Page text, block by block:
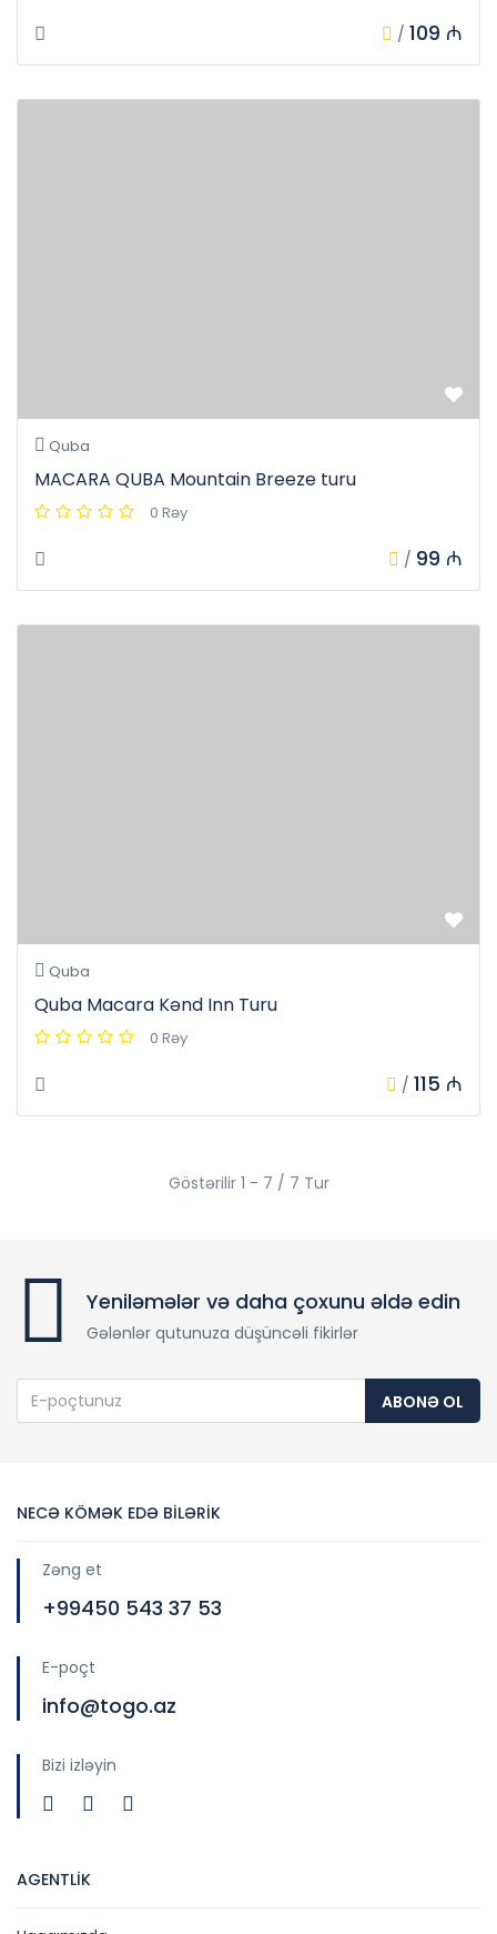
/ 109 ₼
Quba
MACARA QUBA Mountain Breeze turu
0 Rəy
/ 99 ₼
Quba
Quba Macara Kənd Inn Turu
0 Rəy
/ 115 ₼
Göstərilir 1 - 7 / 7 Tur
Yeniləmələr və daha çoxunu əldə edin
Gələnlər qutunuza düşüncəli fikirlər
ABONƏ OL
NECƏ KÖMƏK EDƏ BİLƏRİK
Zəng et
+99450 543 37 53
E-poçt
info@togo.az
Bizi izləyin
AGENTLİK